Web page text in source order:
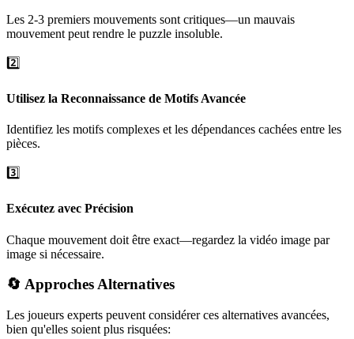
Les 2-3 premiers mouvements sont critiques—un mauvais
mouvement peut rendre le puzzle insoluble.
2️⃣
Utilisez la Reconnaissance de Motifs Avancée
Identifiez les motifs complexes et les dépendances cachées entre les
pièces.
3️⃣
Exécutez avec Précision
Chaque mouvement doit être exact—regardez la vidéo image par
image si nécessaire.
🔄 Approches Alternatives
Les joueurs experts peuvent considérer ces alternatives avancées,
bien qu'elles soient plus risquées: